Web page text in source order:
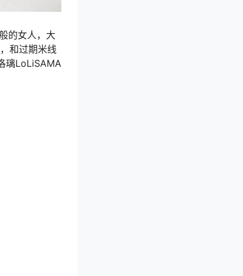
的女人，大
和过期米线
璃LoLiSAMA